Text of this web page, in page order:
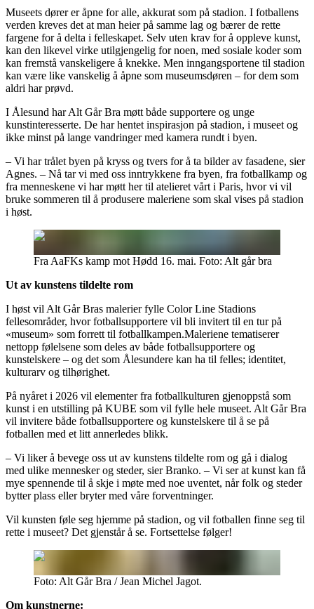
Museets dører er åpne for alle, akkurat som på stadion. I fotballens
verden kreves det at man heier på samme lag og bærer de rette
fargene for å delta i felleskapet. Selv uten krav for å oppleve kunst,
kan den likevel virke utilgjengelig for noen, med sosiale koder som
kan fremstå vanskeligere å knekke. Men inngangsportene til stadion
kan være like vanskelig å åpne som museumsdøren – for dem som
aldri har prøvd.
I Ålesund har Alt Går Bra møtt både supportere og unge
kunstinteresserte. De har hentet inspirasjon på stadion, i museet og
ikke minst på lange vandringer med kamera rundt i byen.
– Vi har trålet byen på kryss og tvers for å ta bilder av fasadene, sier
Agnes. – Nå tar vi med oss inntrykkene fra byen, fra fotballkamp og
fra menneskene vi har møtt her til atelieret vårt i Paris, hvor vi vil
bruke sommeren til å produsere maleriene som skal vises på stadion
i høst.
Fra AaFKs kamp mot Hødd 16. mai. Foto: Alt går bra
Ut av kunstens tildelte rom
I høst vil Alt Går Bras malerier fylle Color Line Stadions
fellesområder, hvor fotballsupportere vil bli invitert til en tur på
«museum» som forrett til fotballkampen.Maleriene tematiserer
nettopp følelsene som deles av både fotballsupportere og
kunstelskere – og det som Ålesundere kan ha til felles; identitet,
kulturarv og tilhørighet.
På nyåret i 2026 vil elementer fra fotballkulturen gjenoppstå som
kunst i en utstilling på KUBE som vil fylle hele museet. Alt Går Bra
vil invitere både fotballsupportere og kunstelskere til å se på
fotballen med et litt annerledes blikk.
– Vi liker å bevege oss ut av kunstens tildelte rom og gå i dialog
med ulike mennesker og steder, sier Branko. – Vi ser at kunst kan få
mye spennende til å skje i møte med noe uventet, når folk og steder
bytter plass eller bryter med våre forventninger.
Vil kunsten føle seg hjemme på stadion, og vil fotballen finne seg til
rette i museet? Det gjenstår å se. Fortsettelse følger!
Foto: Alt Går Bra / Jean Michel Jagot.
Om kunstnerne: